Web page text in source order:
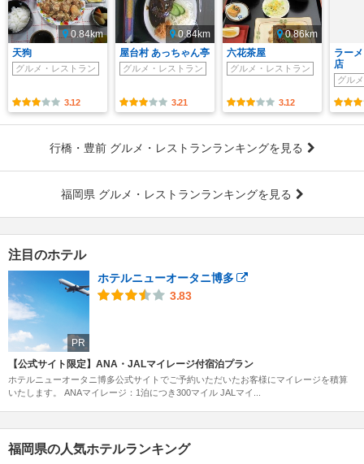
0.84km
天狗
グルメ・レストラン
3.12
0.84km
屋台村 あっちゃん亭
グルメ・レストラン
3.21
0.86km
六花茶屋
グルメ・レストラン
3.12
ラー
店
グル
行橋・豊前 グルメ・レストランランキングを見る
福岡県 グルメ・レストランランキングを見る
注目のホテル
PR
ホテルニューオータニ博多
3.83
【公式サイト限定】ANA・JALマイレージ付宿泊プラン
ホテルニューオータニ博多公式サイトでご予約いただいたお客様にマイレージを積算
いたします。 ANAマイレージ：1泊につき300マイル JALマイ...
福岡県の人気ホテルランキング